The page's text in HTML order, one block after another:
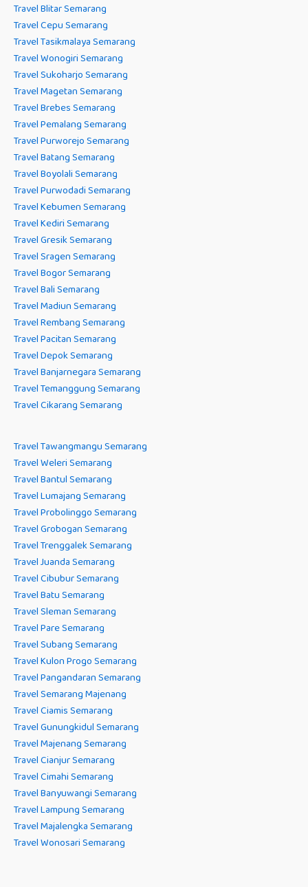
Travel Blitar Semarang
Travel Cepu Semarang
Travel Tasikmalaya Semarang
Travel Wonogiri Semarang
Travel Sukoharjo Semarang
Travel Magetan Semarang
Travel Brebes Semarang
Travel Pemalang Semarang
Travel Purworejo Semarang
Travel Batang Semarang
Travel Boyolali Semarang
Travel Purwodadi Semarang
Travel Kebumen Semarang
Travel Kediri Semarang
Travel Gresik Semarang
Travel Sragen Semarang
Travel Bogor Semarang
Travel Bali Semarang
Travel Madiun Semarang
Travel Rembang Semarang
Travel Pacitan Semarang
Travel Depok Semarang
Travel Banjarnegara Semarang
Travel Temanggung Semarang
Travel Cikarang Semarang
Travel Tawangmangu Semarang
Travel Weleri Semarang
Travel Bantul Semarang
Travel Lumajang Semarang
Travel Probolinggo Semarang
Travel Grobogan Semarang
Travel Trenggalek Semarang
Travel Juanda Semarang
Travel Cibubur Semarang
Travel Batu Semarang
Travel Sleman Semarang
Travel Pare Semarang
Travel Subang Semarang
Travel Kulon Progo Semarang
Travel Pangandaran Semarang
Travel Semarang Majenang
Travel Ciamis Semarang
Travel Gunungkidul Semarang
Travel Majenang Semarang
Travel Cianjur Semarang
Travel Cimahi Semarang
Travel Banyuwangi Semarang
Travel Lampung Semarang
Travel Majalengka Semarang
Travel Wonosari Semarang